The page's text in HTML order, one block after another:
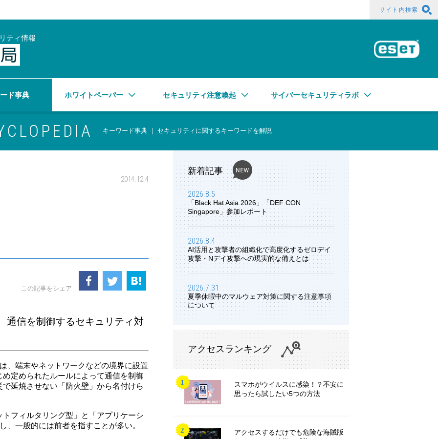
サイト内検索
ティ情報
ド事典 ホワイトペーパー セキュリティ注意喚起 サイバーセキュリティラボ
キーワード事典 ｜ セキュリティに関するキーワードを解説
2014.12.4
この記事をシェア
通信を制御するセキュリティ対
、端末やネットワークなどの境界に設置
定められたルールによって通信を制御
延焼させない「防火壁」から名付けら
フィルタリング型」と「アプリケーシ
、一般的には前者を指すことが多い。
新着記事
2026.8.5
「Black Hat Asia 2026」「DEF CON
Singapore」参加レポート
2026.8.4
AI活用と攻撃者の組織化で高度化するゼロデイ
攻撃・Nデイ攻撃への現実的な備えとは
2026.7.31
夏季休暇中のマルウェア対策に関する注意事項
について
アクセスランキング
スマホがウイルスに感染！？不安に
思ったら試したい5つの方法
アクセスするだけでも危険な海賊版